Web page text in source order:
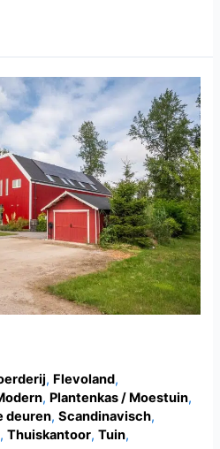
, Flevoland,
, Plantenkas / Moestuin,
deuren,Scandinavisch,
,Thuiskantoor,Tuin,